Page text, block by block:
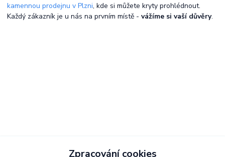
kamennou prodejnu v Plzni, kde si můžete kryty prohlédnout.
Každý zákazník je u nás na prvním místě - vážíme si vaší důvěry.
Zpracování cookies